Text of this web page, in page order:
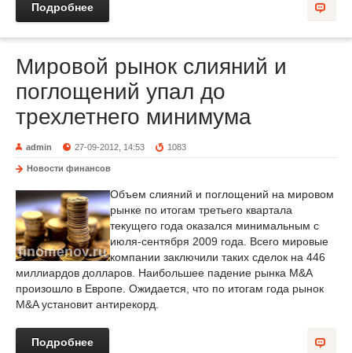
Подробнее
Мировой рынок слияний и
поглощений упал до
трехлетнего минимума
admin 27-09-2012, 14:53 1083
Новости финансов
Объем слияний и поглощений на мировом
рынке по итогам третьего квартала
текущего года оказался минимальным с
июля-сентября 2009 года. Всего мировые
компании заключили таких сделок на 446
миллиардов долларов. Наибольшее падение рынка M&A
произошло в Европе. Ожидается, что по итогам года рынок
M&A установит антирекорд.
Подробнее